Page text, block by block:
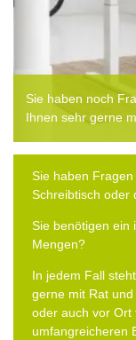
Sie haben noch
Ihnen sehr gerne
Sie haben
Schreibtisch oder
Sie benötigen ein
Mengen?
In jedem Fall
gerne mit Rat
oder auch vor Ort
umfangreicheren